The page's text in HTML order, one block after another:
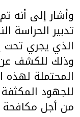
وأشار إلى أنه
تدبير الحراسة
الذي يجري تحت
وذلك للكشف عن
المحتملة لهذه
للجهود
من أجل مكافحة